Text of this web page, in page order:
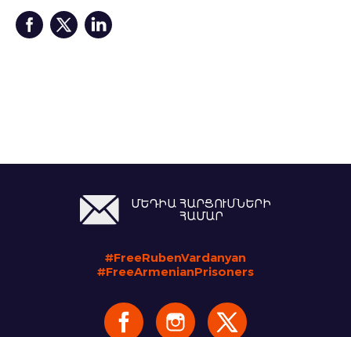
ՄԵԴԻԱ ՀԱՐՑՈՒՄՆԵՐԻ
ՀԱՄԱՐ
#FreeRubenVardanyan
#FreeArmenianPrisoners